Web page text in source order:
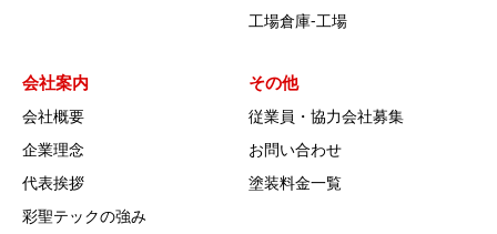
工場倉庫-工場
会社案内
会社概要
企業理念
代表挨拶
彩聖テックの強み
その他
従業員・協力会社募集
お問い合わせ
塗装料金一覧